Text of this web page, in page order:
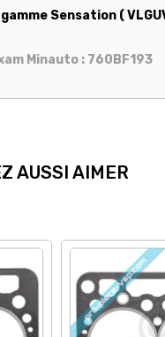
Sensation (
Minauto : 760BF193
AUSSI AIMER